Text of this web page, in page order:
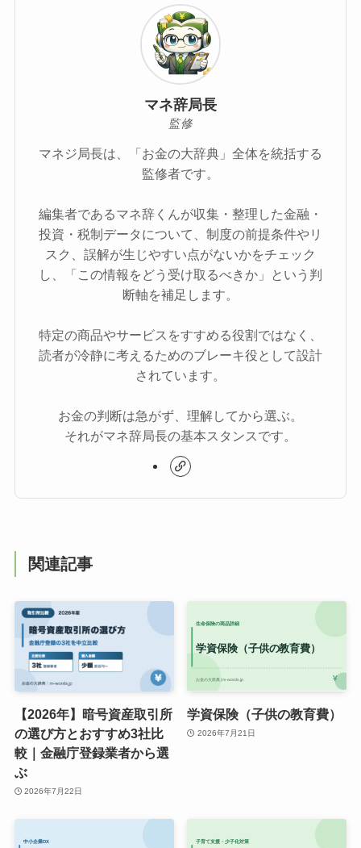
マネ辞局長
監修
マネジ局長は、「お金の大辞典」全体を統括する
監修者です。
編集者であるマネ辞くんが収集・整理した金融・
投資・税制データについて、制度の前提条件やリ
スク、誤解が生じやすい点がないかをチェック
し、「この情報をどう受け取るべきか」という判
断軸を補足します。
特定の商品やサービスをすすめる役割ではなく、
読者が冷静に考えるためのブレーキ役として設計
されています。
お金の判断は急がず、理解してから選ぶ。
それがマネ辞局長の基本スタンスです。
関連記事
【2026年】暗号資産取引所
の選び方とおすすめ3社比
較｜金融庁登録業者から選
ぶ
2026年7月22日
学資保険（子供の教育費）
2026年7月21日